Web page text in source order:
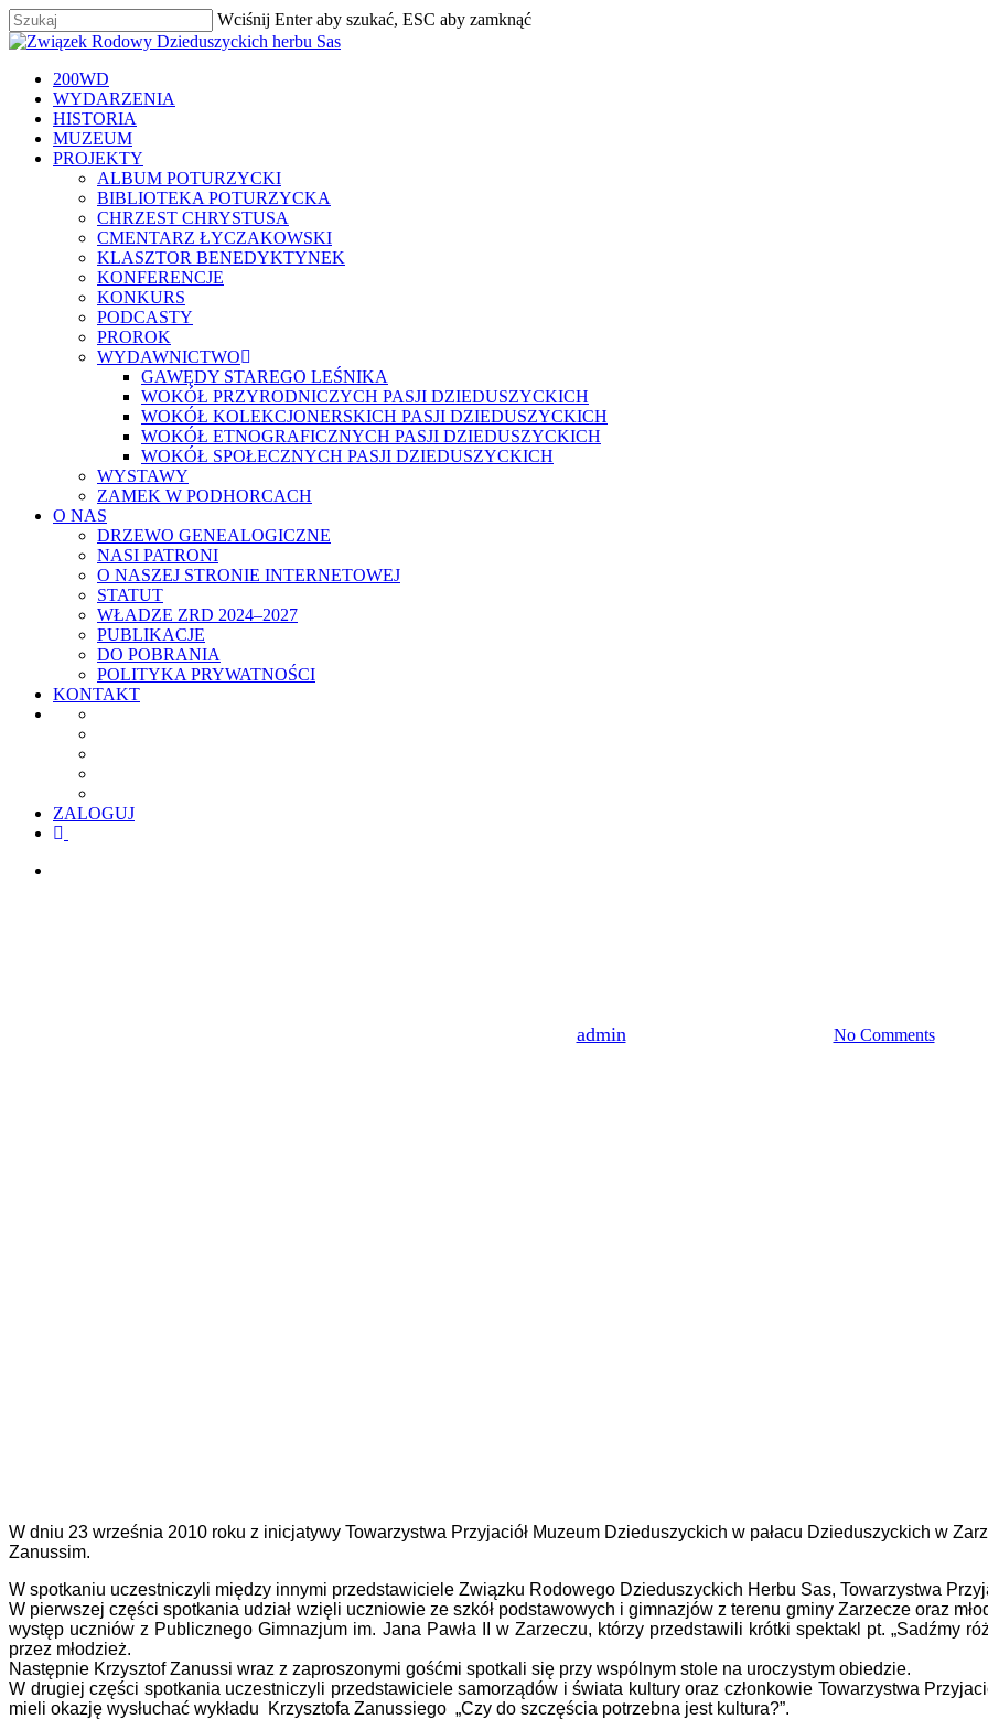
Skip
to
content
Wciśnij Enter aby szukać, ESC aby zamknąć
Zamknij
szukaj
Menu
200WD
WYDARZENIA
HISTORIA
MUZEUM
PROJEKTY
ALBUM POTURZYCKI
BIBLIOTEKA POTURZYCKA
CHRZEST CHRYSTUSA
CMENTARZ ŁYCZAKOWSKI
KLASZTOR BENEDYKTYNEK
KONFERENCJE
KONKURS
PODCASTY
PROROK
WYDAWNICTWO
GAWĘDY STAREGO LEŚNIKA
WOKÓŁ PRZYRODNICZYCH PASJI DZIEDUSZYCKICH
WOKÓŁ KOLEKCJONERSKICH PASJI DZIEDUSZYCKICH
WOKÓŁ ETNOGRAFICZNYCH PASJI DZIEDUSZYCKICH
WOKÓŁ SPOŁECZNYCH PASJI DZIEDUSZYCKICH
WYSTAWY
ZAMEK W PODHORCACH
O NAS
DRZEWO GENEALOGICZNE
NASI PATRONI
O NASZEJ STRONIE INTERNETOWEJ
STATUT
WŁADZE ZRD 2024–2027
PUBLIKACJE
DO POBRANIA
POLITYKA PRYWATNOŚCI
KONTAKT
ZALOGUJ
facebook
admin No Comments
W dniu 23 września 2010 roku z inicjatywy Towarzystwa Przyjaciół Muzeum Dzieduszyckich w pałacu Dzieduszyckich w
Zanussim.
W spotkaniu uczestniczyli między innymi przedstawiciele Związku Rodowego Dzieduszyckich Herbu Sas, Towarzystwa
W pierwszej części spotkania udział wzięli uczniowie ze szkół podstawowych i gimnazjów z terenu gminy Zarzecze oraz
występ uczniów z Publicznego Gimnazjum im. Jana Pawła II w Zarzeczu, którzy przedstawili krótki spektakl pt. „Sadźmy
przez młodzież.
Następnie Krzysztof Zanussi wraz z zaproszonymi gośćmi spotkali się przy wspólnym stole na uroczystym obiedzie.
W drugiej części spotkania uczestniczyli przedstawiciele samorządów i świata kultury oraz członkowie Towarzystwa
mieli okazję wysłuchać wykładu Krzysztofa Zanussiego „Czy do szczęścia potrzebna jest kultura?”.